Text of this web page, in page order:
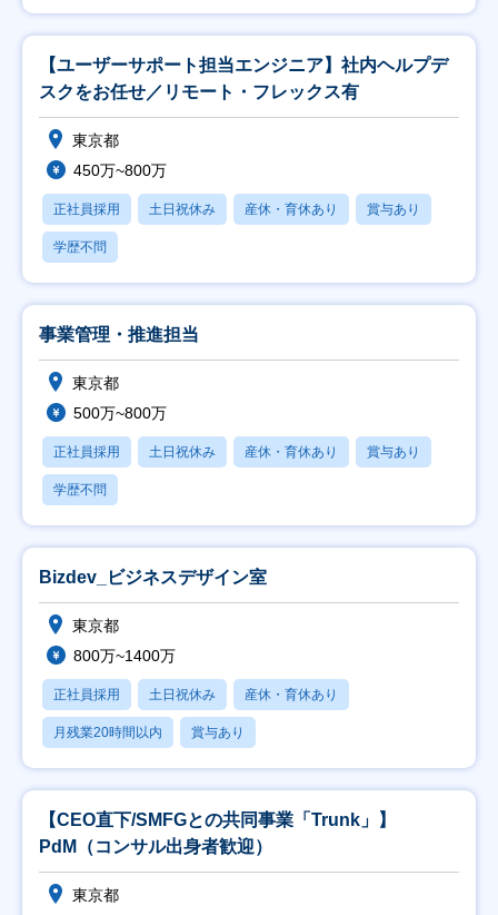
【ユーザーサポート担当エンジニア】社内ヘルプデ
スクをお任せ／リモート・フレックス有
東京都
450万~800万
正社員採用 土日祝休み 産休・育休あり 賞与あり
学歴不問
事業管理・推進担当
東京都
500万~800万
正社員採用 土日祝休み 産休・育休あり 賞与あり
学歴不問
Bizdev_ビジネスデザイン室
東京都
800万~1400万
正社員採用 土日祝休み 産休・育休あり
月残業20時間以内 賞与あり
【CEO直下/SMFGとの共同事業「Trunk」】
PdM（コンサル出身者歓迎）
東京都